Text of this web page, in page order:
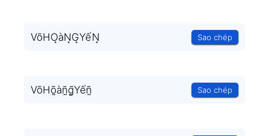
VõHO͙àN͙G͙YếN͙ Sao chép
VõHõ̰àñ̰g̰̃Yếñ̰ Sao chép